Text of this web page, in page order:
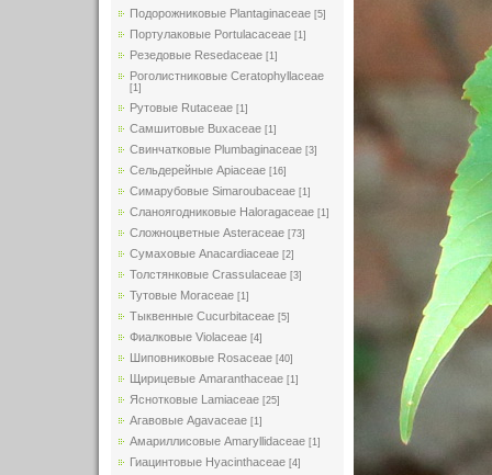
Подорожниковые Plantaginaceae [5]
Портулаковые Portulacaceae [1]
Резедовые Resedaceae [1]
Роголистниковые Ceratophyllaceae
[1]
Рутовые Rutaceae [1]
Самшитовые Buxaceae [1]
Свинчатковые Plumbaginaceae [3]
Сельдерейные Apiaceae [16]
Симарубовые Simaroubaceae [1]
Сланоягодниковые Haloragaceae [1]
Сложноцветные Asteraceae [73]
Сумаховые Anacardiaceae [2]
Толстянковые Crassulaceae [3]
Тутовые Moraceae [1]
Тыквенные Cucurbitaceae [5]
Фиалковые Violaceae [4]
Шиповниковые Rosaceae [40]
Щирицевые Amaranthaceae [1]
Яснотковые Lamiaceae [25]
Агавовые Agavaceae [1]
Амариллисовые Amaryllidaceae [1]
Гиацинтовые Hyacinthaceae [4]